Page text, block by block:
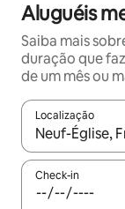
Aluguéis
Saiba mais
duração que
de um mês ou
Localização
Quando os
Check-in